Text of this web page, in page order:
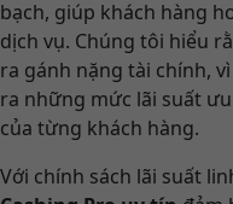
bạch, giúp khách hàng
dịch vụ. Chúng tôi hiểu
ra gánh nặng tài chính,
ra những mức lãi suất
của từng khách hàng.
Với chính sách lãi suất